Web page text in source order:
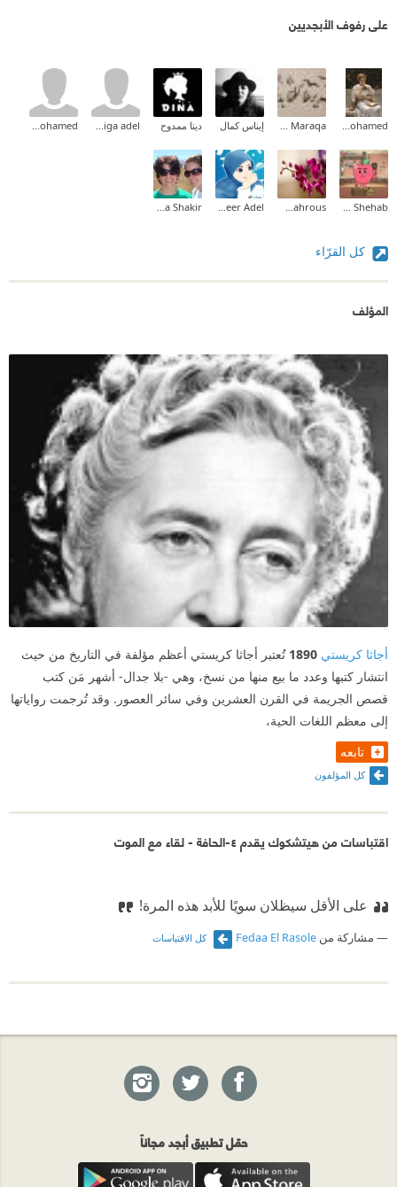
على رفوف الأبجديين
Aliaa Mohamed
Zeina M.I Maraqa إيناس كمال دينا ممدوح khadiga adel
amr mohamed
Tarek Shehab
Marwa mahrous
Abeer Adel
Maha Shakir
كل القرّاء
المؤلف
أجاثا كريستي 1890 تُعتبر أجاثا كريستي أعظم مؤلفة في التاريخ من حيث
انتشار كتبها وعدد ما بيع منها من نسخ، وهي -بلا جدال- أشهر مَن كتب
قصص الجريمة في القرن العشرين وفي سائر العصور. وقد تُرجمت رواياتها
إلى معظم اللغات الحية،
تابعه
كل المؤلفون
اقتباسات من هيتشكوك يقدم ٤-الحافة - لقاء مع الموت
على الأقل سيظلان سويًا للأبد هذه المرة!
مشاركة من Fedaa El Rasole كل الاقتباسات
حمّل تطبيق أبجد مجاناً